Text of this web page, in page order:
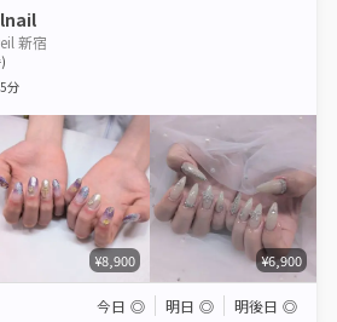
新宿
分
¥8,900 ¥6,900
今日 ◎ 明日 ◎ 明後日 ◎